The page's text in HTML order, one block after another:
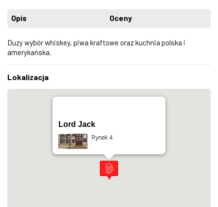
Opis Oceny
Duzy wybór whiskey, piwa kraftowe oraz kuchnia polska i
amerykańska.
Lokalizacja
Lord Jack
Rynek 4